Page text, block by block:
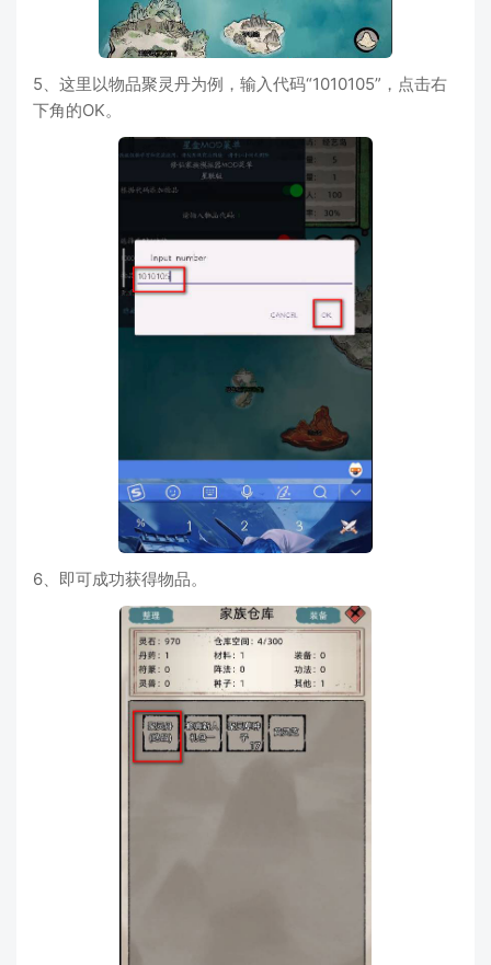
5、这里以物品聚灵丹为例，输入代码“1010105”，点击右
下角的OK。
6、即可成功获得物品。